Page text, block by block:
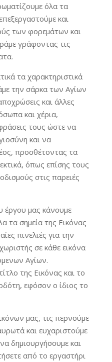
όλα τα
και
των φορεμάτων και
γράφοντας τις
τα χαρακτηριστικά
την σάρκα των Αγίων
και άλλες
και χέρια,
τους ώστε να
και να
προσθέτοντας τα
όπως επίσης τους
στις παρειές
έργου μας κάνουμε
τα σημεία της Εικόνας
πινελιές για την
σε κάθε εικόνα
Αγίων.
της Εικόνας και το
εφόσον ο ίδιος το
μας, τις περνούμε
και ευχαριστούμε
δημιουργήσουμε και
από το εργαστήρι